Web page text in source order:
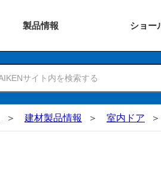
製品情報 ショー
建材製品情報 室内ドア